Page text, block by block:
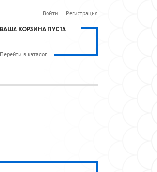
Войти Регистрация
ВАША КОРЗИНА ПУСТА
Перейти в каталог